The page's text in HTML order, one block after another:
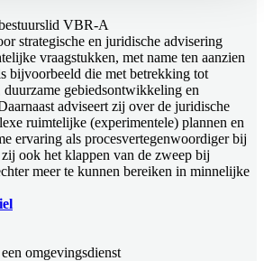
VBR-A
strategische en juridische advisering
vraagstukken, met name ten aanzien
bijvoorbeeld die met betrekking tot
gebiedsontwikkeling en
adviseert zij over de juridische
ruimtelijke (experimentele) plannen en
ervaring als procesvertegenwoordiger bij
ook het klappen van de zweep bij
meer te kunnen bereiken in minnelijke
omgevingsdienst